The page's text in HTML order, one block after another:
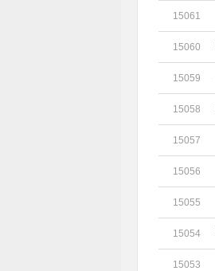
15061
15060
15059
15058
15057
15056
15055
15054
15053